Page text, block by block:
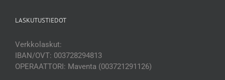
LASKUTUSTIEDOT
Verkkolaskut:
IBAN/OVT: 003728294813
OPERAATTORI: Maventa (003721291126)